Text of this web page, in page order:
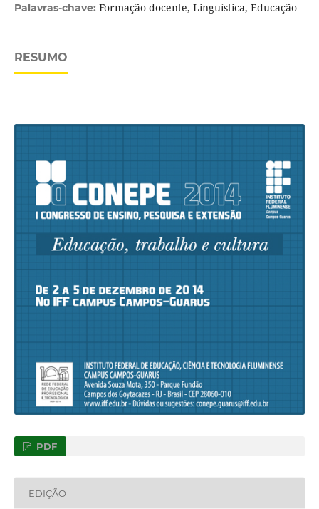
Palavras-chave: Formação docente, Linguística, Educação
RESUMO .
PDF
EDIÇÃO